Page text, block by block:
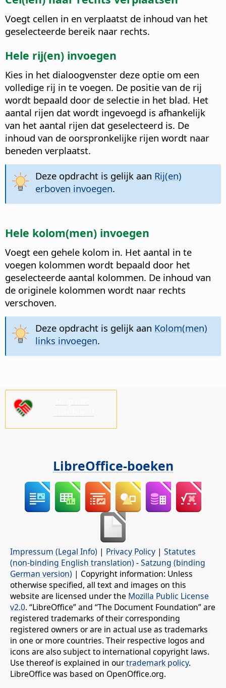
Voegt cellen in en verplaatst de inhoud van het
geselecteerde bereik naar rechts.
Hele rij(en) invoegen
Kies in het dialoogvenster deze optie om een
volledige rij in te voegen. De positie van de rij
wordt bepaald door de selectie in het blad. Het
aantal rijen dat wordt ingevoegd is afhankelijk
van het aantal rijen dat geselecteerd is. De
inhoud van de oorspronkelijke rijen wordt naar
beneden verplaatst.
Deze opdracht is gelijk aan Rij(en)
erboven invoegen.
Hele kolom(men) invoegen
Voegt een gehele kolom in. Het aantal in te
voegen kolommen wordt bepaald door het
geselecteerde aantal kolommen. De inhoud van
de originele kolommen wordt naar rechts
verschoven.
Deze opdracht is gelijk aan Kolom(men)
links invoegen.
LibreOffice-boeken
Impressum (Legal Info) | Privacy Policy | Statutes
(non-binding English translation) -Satzung (binding
German version) | Copyright information: Unless
otherwise specified, all text and images on this
website are licensed under the Mozilla Public License
v2.0. “LibreOffice” and “The Document Foundation” are
registered trademarks of their corresponding
registered owners or are in actual use as trademarks
in one or more countries. Their respective logos and
icons are also subject to international copyright laws.
Use thereof is explained in ourtrademark policy.
LibreOffice was based on OpenOffice.org.